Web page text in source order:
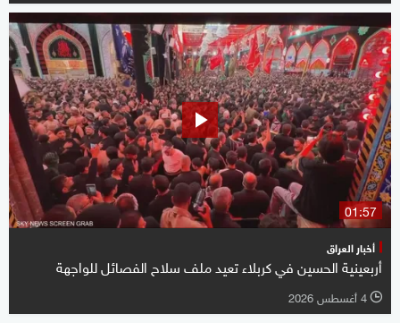
01:57
أخبار العراق
أربعينية الحسين في كربلاء تعيد ملف سلاح الفصائل للواجهة
l 4 أغسطس 2026